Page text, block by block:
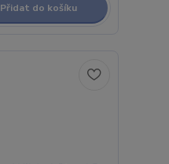
Přidat do košíku